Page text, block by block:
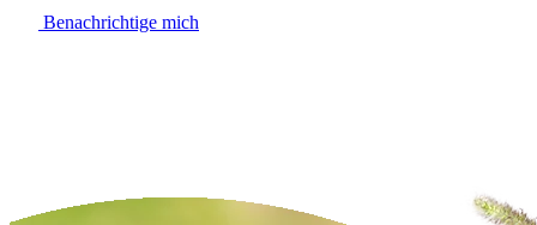
Benachrichtige mich